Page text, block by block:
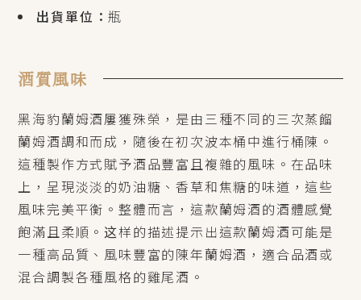
出貨單位：瓶
酒質風味
黑海豹蘭姆酒屢獲殊榮，是由三種不同的三次蒸餾
蘭姆酒調和而成，隨後在初次波本桶中進行桶陳。
這種製作方式賦予酒品豐富且複雜的風味。在品味
上，呈現淡淡的奶油糖、香草和焦糖的味道，這些
風味完美平衡。整體而言，這款蘭姆酒的酒體感覺
飽滿且柔順。这样的描述提示出這款蘭姆酒可能是
一種高品質、風味豐富的陳年蘭姆酒，適合品酒或
混合調製各種風格的雞尾酒。